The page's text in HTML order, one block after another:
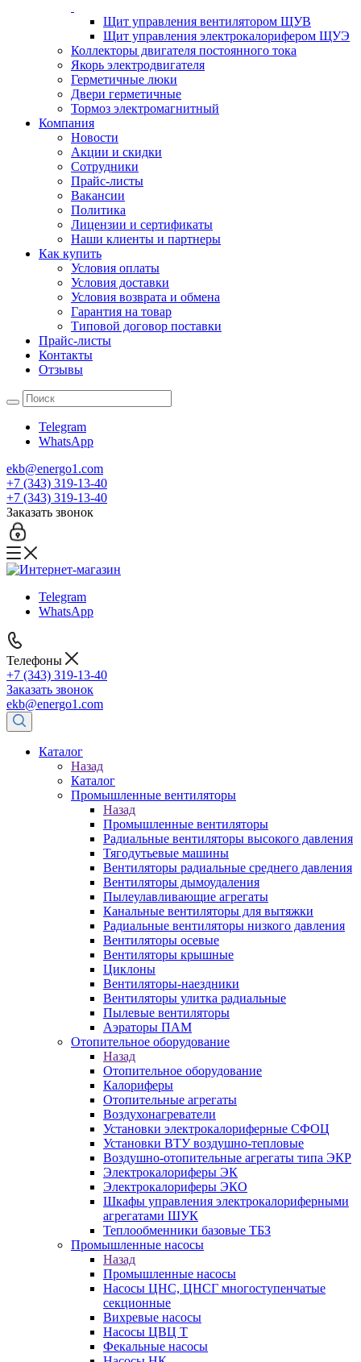
Щит управления вентилятором ЩУВ
Щит управления электрокалорифером ЩУЭ
Коллекторы двигателя постоянного тока
Якорь электродвигателя
Герметичные люки
Двери герметичные
Тормоз электромагнитный
Компания
Новости
Акции и скидки
Сотрудники
Прайс-листы
Вакансии
Политика
Лицензии и сертификаты
Наши клиенты и партнеры
Как купить
Условия оплаты
Условия доставки
Условия возврата и обмена
Гарантия на товар
Типовой договор поставки
Прайс-листы
Контакты
Отзывы
Telegram
WhatsApp
ekb@energo1.com
+7 (343) 319-13-40
+7 (343) 319-13-40
Заказать звонок
Telegram
WhatsApp
Телефоны
+7 (343) 319-13-40
Заказать звонок
ekb@energo1.com
Каталог
Назад
Каталог
Промышленные вентиляторы
Назад
Промышленные вентиляторы
Радиальные вентиляторы высокого давления
Тягодутьевые машины
Вентиляторы радиальные среднего давления
Вентиляторы дымоудаления
Пылеулавливающие агрегаты
Канальные вентиляторы для вытяжки
Радиальные вентиляторы низкого давления
Вентиляторы осевые
Вентиляторы крышные
Циклоны
Вентиляторы-наездники
Вентиляторы улитка радиальные
Пылевые вентиляторы
Аэраторы ПАМ
Отопительное оборудование
Назад
Отопительное оборудование
Калориферы
Отопительные агрегаты
Воздухонагреватели
Установки электрокалориферные СФОЦ
Установки ВТУ воздушно-тепловые
Воздушно-отопительные агрегаты типа ЭКР
Электрокалориферы ЭК
Электрокалориферы ЭКО
Шкафы управления электрокалориферными
агрегатами ШУК
Теплообменники базовые ТБЗ
Промышленные насосы
Назад
Промышленные насосы
Насосы ЦНС, ЦНСГ многоступенчатые
секционные
Вихревые насосы
Насосы ЦВЦ Т
Фекальные насосы